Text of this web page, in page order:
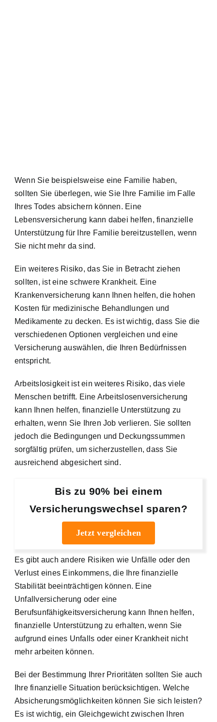
Wenn Sie beispielsweise eine Familie haben,
sollten Sie überlegen, wie Sie Ihre Familie im Falle
Ihres Todes absichern können. Eine
Lebensversicherung kann dabei helfen, finanzielle
Unterstützung für Ihre Familie bereitzustellen, wenn
Sie nicht mehr da sind.
Ein weiteres Risiko, das Sie in Betracht ziehen
sollten, ist eine schwere Krankheit. Eine
Krankenversicherung kann Ihnen helfen, die hohen
Kosten für medizinische Behandlungen und
Medikamente zu decken. Es ist wichtig, dass Sie die
verschiedenen Optionen vergleichen und eine
Versicherung auswählen, die Ihren Bedürfnissen
entspricht.
Arbeitslosigkeit ist ein weiteres Risiko, das viele
Menschen betrifft. Eine Arbeitslosenversicherung
kann Ihnen helfen, finanzielle Unterstützung zu
erhalten, wenn Sie Ihren Job verlieren. Sie sollten
jedoch die Bedingungen und Deckungssummen
sorgfältig prüfen, um sicherzustellen, dass Sie
ausreichend abgesichert sind.
Bis zu 90% bei einem
Versicherungswechsel sparen?
Jetzt vergleichen
Es gibt auch andere Risiken wie Unfälle oder den
Verlust eines Einkommens, die Ihre finanzielle
Stabilität beeinträchtigen können. Eine
Unfallversicherung oder eine
Berufsunfähigkeitsversicherung kann Ihnen helfen,
finanzielle Unterstützung zu erhalten, wenn Sie
aufgrund eines Unfalls oder einer Krankheit nicht
mehr arbeiten können.
Bei der Bestimmung Ihrer Prioritäten sollten Sie auch
Ihre finanzielle Situation berücksichtigen. Welche
Absicherungsmöglichkeiten können Sie sich leisten?
Es ist wichtig, ein Gleichgewicht zwischen Ihren